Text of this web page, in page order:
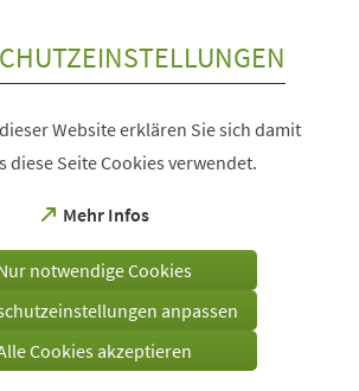
Website erklären Sie sich damit
diese Seite Cookies verwendet.
Mehr Infos
(Öffnet
einem
Tab)
notwendige Cookies
anpassen
Cookies akzeptieren